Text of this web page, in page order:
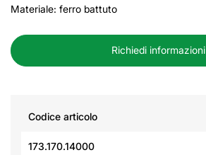
Materiale: ferro battuto
Richiedi informazioni
Codice articolo
173.170.14000